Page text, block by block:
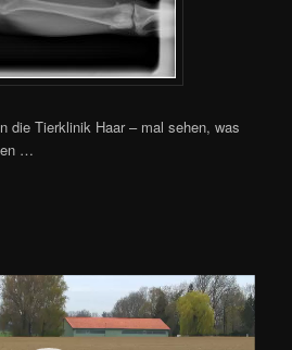
die Tierklinik Haar – mal sehen, was
…